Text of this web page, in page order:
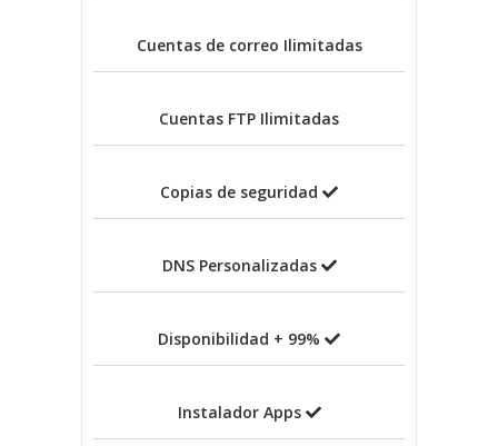
Cuentas de correo Ilimitadas
Cuentas FTP Ilimitadas
Copias de seguridad
DNS Personalizadas
Disponibilidad + 99%
Instalador Apps